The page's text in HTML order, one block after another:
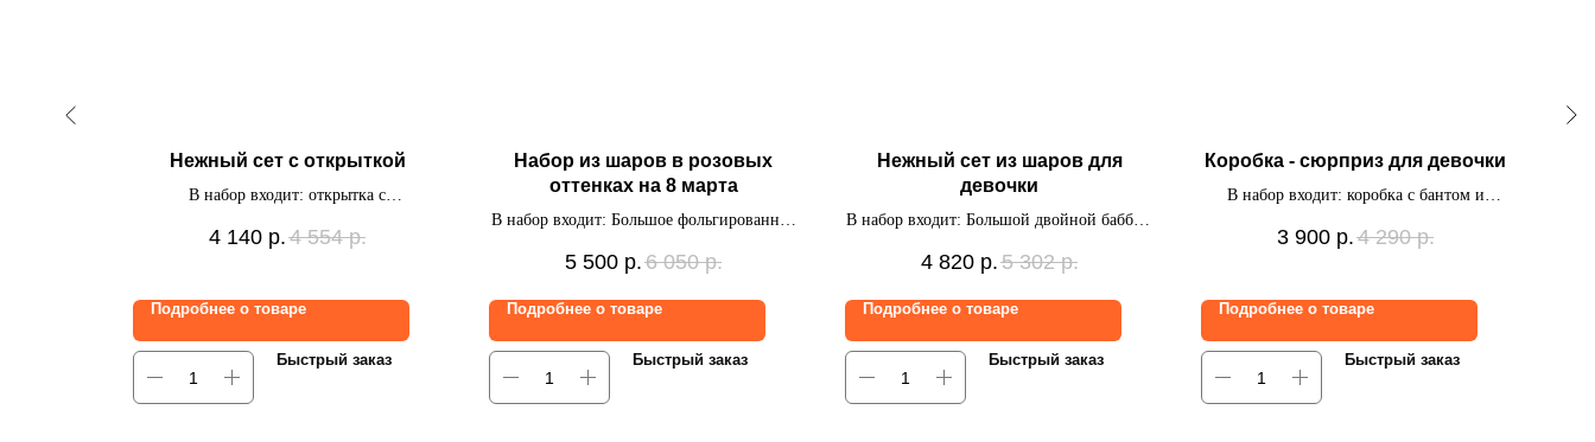
Нежный сет с открыткой
В набор входит: открытка с
связка из 7 шаров (6 латексных + 1 сердце
4 140 р.4 554 р.
Подробнее о товаре
Быстрый заказ
Набор из шаров в розовых
оттенках на 8 марта
В набор входит: Большое фольгированное
связка из 10 фольгированных сердечек.
5 500 р.6 050 р.
Подробнее о товаре
Быстрый заказ
Нежный сет из шаров для
девочки
В набор входит: Большой двойной баббл с
фольгированная фигурка Сириус, связка
4 820 р.5 302 р.
Подробнее о товаре
Быстрый заказ
Коробка - сюрприз для девочки
В набор входит: коробка с бантом и
шариков под потолок на дождике.
3 900 р.4 290 р.
Подробнее о товаре
Быстрый заказ